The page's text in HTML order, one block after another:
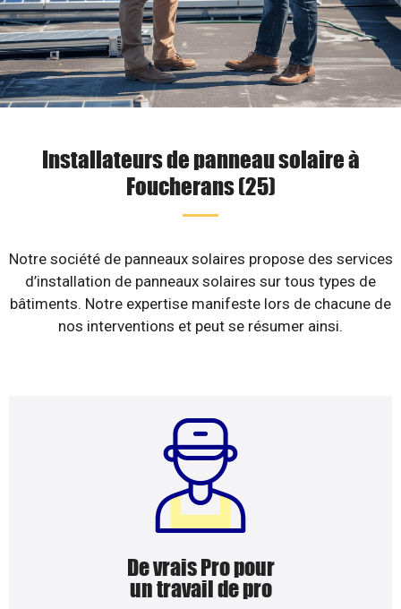
Installateurs de panneau solaire à
Foucherans (25)
Notre société de panneaux solaires propose des services
d’installation de panneaux solaires sur tous types de
bâtiments. Notre expertise manifeste lors de chacune de
nos interventions et peut se résumer ainsi.
De vrais Pro pour
un travail de pro